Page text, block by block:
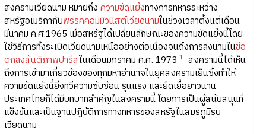
สงครามเวียดนาม หมายถึง ความขัดแย้งทางการทหารระหว่าง
สหรัฐอเมริกากับพรรคคอมมิวนิสต์เวียดนามในช่วงเวลาตั้งแต่เดือน
มีนาคม ค.ศ.1965 เมื่อสหรัฐได้เปลี่ยนลักษณะของความขัดแย้งนี้โดย
ใช้วิธีการทิ้งระเบิดเวียดนามเหนืออย่างต่อเนื่องจนถึงการลงนามในข้อ
ตกลงสันติภาพปารีสในเดือนมกราคม ค.ศ. 1973[1] สงครามนี้ได้เห็น
ถึงการเข้ามาเกี่ยวข้องของทุกมหาอำนาจในยุคสงครามเย็นซึ่งทำให้
ความขัดแย้งนี้ยิ่งทวีความซับซ้อน รุนแรง และยืดเยื้อยาวนาน
ประเทศไทยก็ได้มีบทบาทสำคัญในสงครามนี้ โดยการเป็นผู้สนับสนุนที่
แข็งขันและเป็นฐานปฏิบัติการทางทหารของสหรัฐในสมรภูมิรบ
เวียดนาม